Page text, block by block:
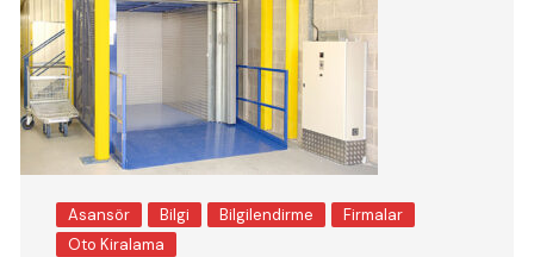
Asansör Bilgi Bilgilendirme
Firmalar
Oto Kiralama